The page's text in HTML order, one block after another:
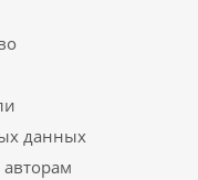
данных